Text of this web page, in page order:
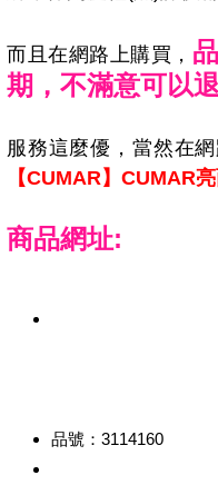
而且在網路上購買，
期，不滿意可以
服務這麼優，當然在
【CUMAR】CUMAR
商品網址:
品號：3114160